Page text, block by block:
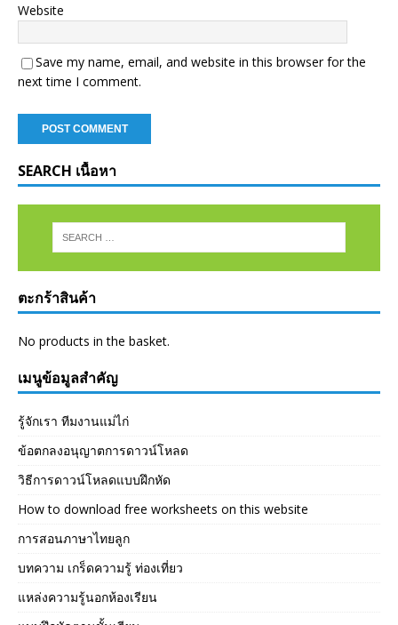
Website
Save my name, email, and website in this browser for the
next time I comment.
SEARCH เนื้อหา
ตะกร้าสินค้า
No products in the basket.
เมนูข้อมูลสำคัญ
รู้จักเรา ทีมงานแม่ไก่
ข้อตกลงอนุญาตการดาวน์โหลด
วิธีการดาวน์โหลดแบบฝึกหัด
How to download free worksheets on this website
การสอนภาษาไทยลูก
บทความ เกร็ดความรู้ ท่องเที่ยว
แหล่งความรู้นอกห้องเรียน